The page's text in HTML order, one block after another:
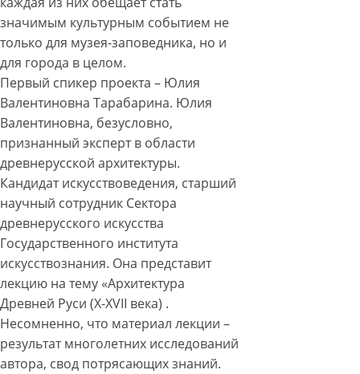
значимым культурным событием не
только для музея-заповедника, но и
для города в целом.
Первый спикер проекта – Юлия
Валентиновна Тарабарина. Юлия
Валентиновна, безусловно,
признанный эксперт в области
древнерусской архитектуры.
Кандидат искусствоведения, старший
научный сотрудник Сектора
древнерусского искусства
Государственного института
искусствознания. Она представит
лекцию на тему «Архитектура
Древней Руси (X-XVII века) .
Несомненно, что материал лекции –
результат многолетних исследований
автора, свод потрясающих знаний.